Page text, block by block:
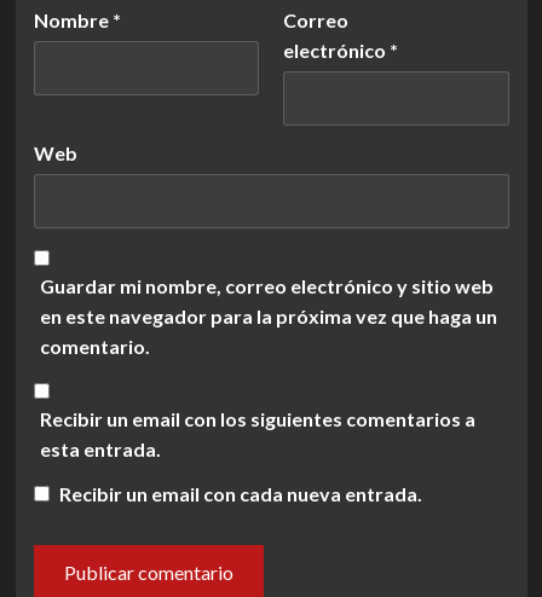
Nombre *
Correo
electrónico *
Web
Guardar mi nombre, correo electrónico y sitio web
en este navegador para la próxima vez que haga un
comentario.
Recibir un email con los siguientes comentarios a
esta entrada.
Recibir un email con cada nueva entrada.